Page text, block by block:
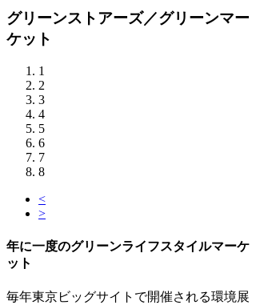
グリーンストアーズ／グリーンマー
ケット
1
2
3
4
5
6
7
8
<
>
年に一度のグリーンライフスタイルマーケ
ット
毎年東京ビッグサイトで開催される環境展